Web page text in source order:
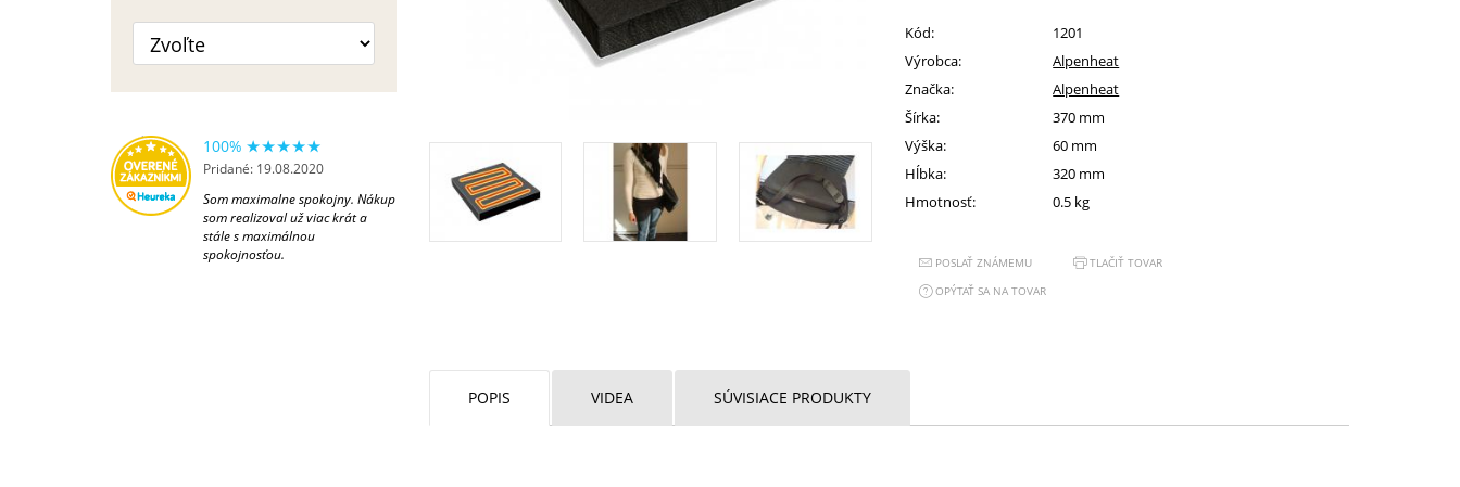
Kód:
1201
Výrobca:
Alpenheat
Značka:
Alpenheat
Šírka:
370 mm
Výška:
60 mm
Hĺbka:
320 mm
Hmotnosť:
0.5 kg
POSLAŤ ZNÁMEMU
TLAČIŤ TOVAR
OPÝTAŤ SA NA TOVAR
POPIS VIDEA SÚVISIACE PRODUKTY
100%
Pridané: 19.08.2020
Som maximalne spokojny. Nákup
som realizoval už viac krát a
stále s maximálnou
spokojnosťou.